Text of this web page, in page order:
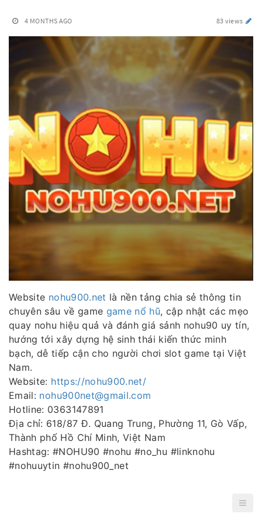
4 MONTHS AGO 83 views
Website nohu900.net là nền tảng chia sẻ thông tin
chuyên sâu về game game nổ hũ, cập nhật các mẹo
quay nohu hiệu quả và đánh giá sảnh nohu90 uy tín,
hướng tới xây dựng hệ sinh thái kiến thức minh
bạch, dễ tiếp cận cho người chơi slot game tại Việt
Nam.
Website: https://nohu900.net/
Email: nohu900net@gmail.com
Hotline: 0363147891
Địa chỉ: 618/87 Đ. Quang Trung, Phường 11, Gò Vấp,
Thành phố Hồ Chí Minh, Việt Nam
Hashtag: #NOHU90 #nohu #no_hu #linknohu
#nohuuytin #nohu900_net